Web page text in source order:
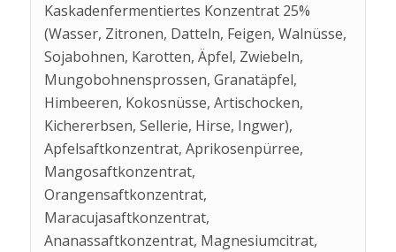
Kaskadenfermentiertes Konzentrat 25%
(Wasser, Zitronen, Datteln, Feigen, Walnüsse,
Sojabohnen, Karotten, Äpfel, Zwiebeln,
Mungobohnensprossen, Granatäpfel,
Himbeeren, Kokosnüsse, Artischocken,
Kichererbsen, Sellerie, Hirse, Ingwer),
Apfelsaftkonzentrat, Aprikosenpürree,
Mangosaftkonzentrat,
Orangensaftkonzentrat,
Maracujasaftkonzentrat,
Ananassaftkonzentrat, Magnesiumcitrat,